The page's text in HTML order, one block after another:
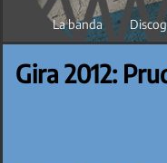
La banda
Gira 2012: